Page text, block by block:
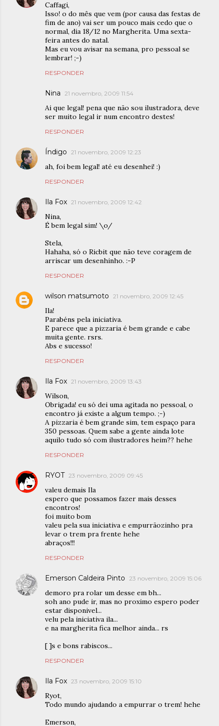
Caffagi,
Isso! o do mês que vem (por causa das festas de
fim de ano) vai ser um pouco mais cedo que o
normal, dia 18/12 no Margherita. Uma sexta-
feira antes do natal.
Mas eu vou avisar na semana, pro pessoal se
lembrar! ;-)
RESPONDER
Nina 21 novembro, 2009 11:54
Ai que legal! pena que não sou ilustradora, deve
ser muito legal ir num encontro destes!
RESPONDER
Índigo 21 novembro, 2009 12:23
ah, foi bem legal! até eu desenhei! :)
RESPONDER
Ila Fox 21 novembro, 2009 12:42
Nina,
É bem legal sim! \o/
Stela,
Hahaha, só o Ricbit que não teve coragem de
arriscar um desenhinho. :-P
RESPONDER
wilson matsumoto 21 novembro, 2009 12:45
Ila!
Parabéns pela iniciativa.
E parece que a pizzaria é bem grande e cabe
muita gente. rsrs.
Abs e sucesso!
RESPONDER
Ila Fox 21 novembro, 2009 13:43
Wilson,
Obrigada! eu só dei uma agitada no pessoal, o
encontro já existe a algum tempo. ;-)
A pizzaria é bem grande sim, tem espaço para
350 pessoas. Quem sabe a gente ainda lote
aquilo tudo só com ilustradores heim?? hehe
RESPONDER
RYOT 23 novembro, 2009 09:45
valeu demais Ila
espero que possamos fazer mais desses
encontros!
foi muito bom
valeu pela sua iniciativa e empurrãozinho pra
levar o trem pra frente hehe
abraços!!!
RESPONDER
Emerson Caldeira Pinto 23 novembro, 2009 15:06
demoro pra rolar um desse em bh...
soh ano pude ir, mas no proximo espero poder
estar disponivel...
velu pela iniciativa ila...
e na margherita fica melhor ainda... rs
[ ]s e bons rabiscos...
RESPONDER
Ila Fox 23 novembro, 2009 15:10
Ryot,
Todo mundo ajudando a empurrar o trem! hehe
Emerson,